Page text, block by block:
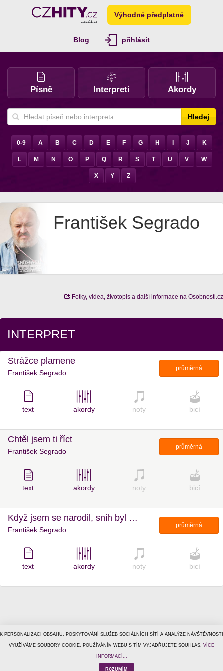
K PERSONALIZACI OBSAHU, POSKYTOVÁNÍ SLUŽEB SOCIÁLNÍCH SÍTÍ A ANALÝZE NÁVŠTĚVNOSTI
VYUŽÍVÁME SOUBORY COOKIE. POUŽÍVÁNÍM WEBU S TÍM VYJADŘUJETE SOUHLAS. VÍCE
INFORMACÍ...
ROZUMÍM
Výhodné předplatné
Blog přihlásit
Písně Interpreti Akordy
Hledej
0-9 A B C D E F G H J K
L M N O P Q R S T U V W
X Y Z
František Segrado
Fotky, videa, životopis a další informace na Osobnosti.cz
INTERPRET
Strážce plamene
František Segrado
průměrná
text akordy noty bicí
Chtěl jsem ti říct
František Segrado
průměrná
text akordy noty bicí
Když jsem se narodil, sníh byl zelenej
František Segrado
průměrná
text akordy noty bicí
© 1996–2026Tiscali Media, a.s. ISSN 1801-5131
ochrana osobních údajů
helpdesk@tiscalimedia.cz